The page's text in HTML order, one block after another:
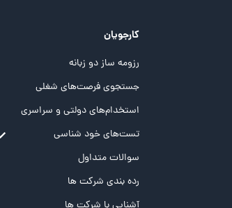
کارجویان
رزومه ساز دو زبانه
جستجوی فرصت‌های شغلی
استخدام‌های دولتی و سراسری
تست‌های خود شناسی
تست MBTI
تست تیپ سنجی شغلی Holland
تست NEO
سوالات متداول
رده بندی شرکت ها